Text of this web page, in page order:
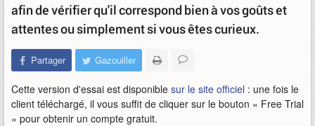
afin de vérifier qu'il correspond bien à vos goûts et
attentes ou simplement si vous êtes curieux.
Partager Gazouiller
Cette version d'essai est disponible sur le site officiel : une fois le
client téléchargé, il vous suffit de cliquer sur le bouton « Free Trial
» pour obtenir un compte gratuit.